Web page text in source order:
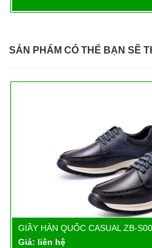
SẢN PHẨM CÓ THỂ BẠN SẼ
Chi
GIẦY HÀN QUỐC CASUAL ZB-
Giá: liên hệ